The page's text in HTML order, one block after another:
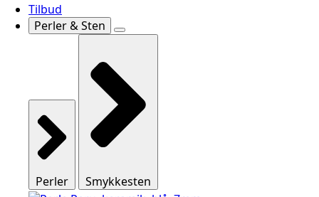
Tilbud
Perler & Sten
Perler Smykkesten